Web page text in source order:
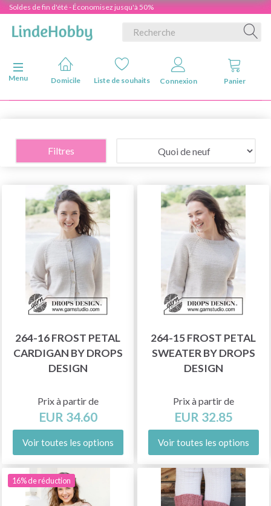
Soldes de fin d'été - Économisez jusqu'à 50%
Basculer la navigation
Menu
Domicile Liste de souhaits Connexion Panier
Filtres
264-16 FROST PETAL
CARDIGAN BY DROPS
DESIGN
Prix à partir de
EUR 34.60
Voir toutes les options
264-15 FROST PETAL
SWEATER BY DROPS
DESIGN
Prix à partir de
EUR 32.85
Voir toutes les options
16% de réduction